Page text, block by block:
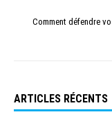
Comment défendre
ARTICLES RÉCENTS